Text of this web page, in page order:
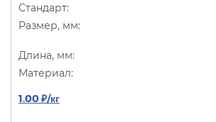
1.00 ₽/кг